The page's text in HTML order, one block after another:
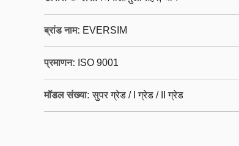
ब्रांड नाम: EVERSIM
प्रमाणन: ISO 9001
मॉडल संख्या: सुपर ग्रेड / I ग्रेड / II ग्रेड